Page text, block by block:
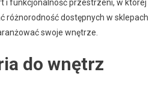
i funkcjonalność przestrzeni, w której
różnorodność dostępnych w sklepach
swoje wnętrze.
do wnętrz